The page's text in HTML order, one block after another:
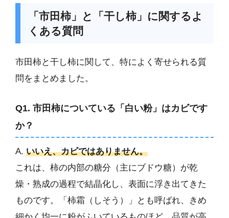
「市田柿」と「干し柿」に関するよ
くある質問
市田柿と干し柿に関して、特によく寄せられる質
問をまとめました。
Q1. 市田柿についている「白い粉」はカビです
か？
A. いいえ、カビではありません。
これは、柿の内部の糖分（主にブドウ糖）が乾
燥・熟成の過程で結晶化し、表面に浮き出てきた
ものです。「柿霜（しそう）」とも呼ばれ、きめ